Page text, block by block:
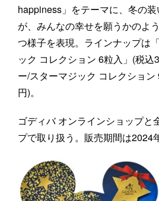
happiness」をテーマに、冬の
が、みんなの幸せを願うかのよ
つ様子を表現。ラインナップは
ック コレクション 6粒入」(税込
ー/スターマジック コレクショ
円)。
ゴディバ オンラインショップと
プで取り扱う。販売期間は2024